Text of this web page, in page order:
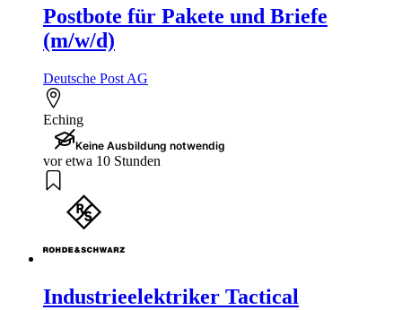
Postbote für Pakete und Briefe
(m/w/d)
Deutsche Post AG
Eching
Keine Ausbildung notwendig
vor etwa 10 Stunden
Industrieelektriker Tactical